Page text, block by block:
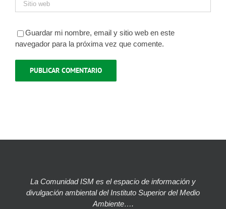
Guardar mi nombre, email y sitio web en este
navegador para la próxima vez que comente.
La Comunidad ISM es el espacio de información y
divulgación ambiental del Instituto Superior del Medio
Ambiente….